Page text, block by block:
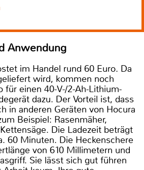
Anwendung
im Handel rund 60 Euro. Da
wird, kommen noch
für einen 40-V-/2-Ah-Lithium-
dazu. Der Vorteil ist, dass
in anderen Geräten von Hocura
Beispiel: Rasenmäher,
Die Ladezeit beträgt
60 Minuten. Die Heckenschere
von 610 Millimetern und
Sie lässt sich gut führen